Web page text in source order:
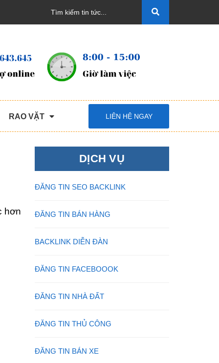
RAO VẶT LIÊN HỆ NGAY
hơn
DỊCH VỤ
ĐĂNG TIN SEO BACKLINK
ĐĂNG TIN BÁN HÀNG
BACKLINK DIỄN ĐÀN
ĐĂNG TIN FACEBOOOK
ĐĂNG TIN NHÀ ĐẤT
ĐĂNG TIN THỦ CÔNG
ĐĂNG TIN BÁN XE